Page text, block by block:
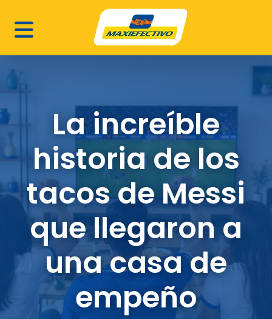
La increíble
historia de los
tacos de Messi
que llegaron a
una casa de
empeño